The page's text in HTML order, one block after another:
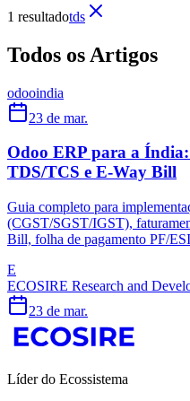
1 resultadotds
Todos os Artigos
odooindia
23 de mar.
Odoo ERP para a
TDS/TCS e E-Way Bill
Guia completo para
(CGST/SGST/IGST),
Bill, folha de pagamento PF/
E
ECOSIRE Research and
23 de mar.
Líder do Ecossistema